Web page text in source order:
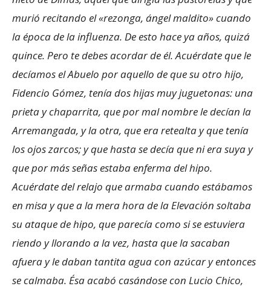
murió recitando el «rezonga, ángel maldito» cuando
la época de la influenza. De esto hace ya años, quizá
quince. Pero te debes acordar de él. Acuérdate que le
decíamos el Abuelo por aquello de que su otro hijo,
Fidencio Gómez, tenía dos hijas muy juguetonas: una
prieta y chaparrita, que por mal nombre le decían la
Arremangada, y la otra, que era retealta y que tenía
los ojos zarcos; y que hasta se decía que ni era suya y
que por más señas estaba enferma del hipo.
Acuérdate del relajo que armaba cuando estábamos
en misa y que a la mera hora de la Elevación soltaba
su ataque de hipo, que parecía como si se estuviera
riendo y llorando a la vez, hasta que la sacaban
afuera y le daban tantita agua con azúcar y entonces
se calmaba. Ésa acabó casándose con Lucio Chico,